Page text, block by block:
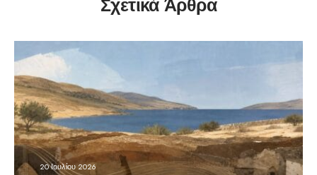
Σχετικά Άρθρα
20 Ιουλίου 2026